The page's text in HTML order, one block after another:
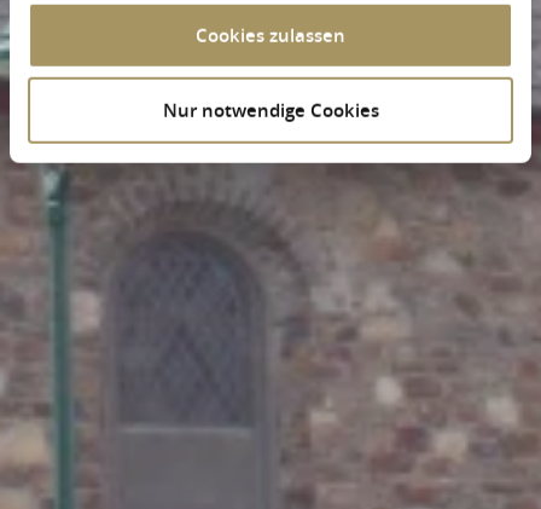
Cookies zulassen
Nur notwendige Cookies